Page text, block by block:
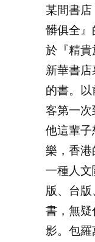
某間書
髒俱全
於『精
新華書
的書。
客第一
他這輩
樂，香
一種人
版、台
書，無
影。包